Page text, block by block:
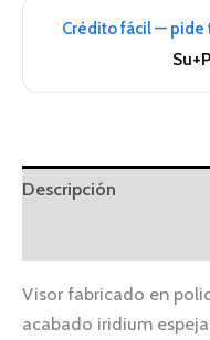
Crédito fácil — pide
Descripción
Visor fabricado en
acabado iridium